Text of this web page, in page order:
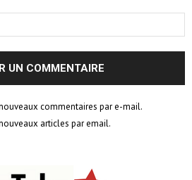
commentaires par e-mail.
articles par email.